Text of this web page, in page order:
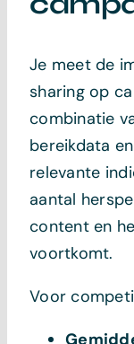
Je meet de
sharing op
combinatie
bereikdata
relevante
aantal
content en
voortkomt.
Voor